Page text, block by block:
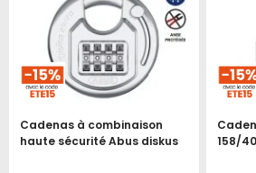
Cadenas à combinaison
haute sécurité Abus diskus
158/40